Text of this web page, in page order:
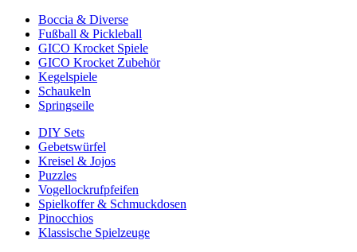
Boccia & Diverse
Fußball & Pickleball
GICO Krocket Spiele
GICO Krocket Zubehör
Kegelspiele
Schaukeln
Springseile
DIY Sets
Gebetswürfel
Kreisel & Jojos
Puzzles
Vogellockrufpfeifen
Spielkoffer & Schmuckdosen
Pinocchios
Klassische Spielzeuge